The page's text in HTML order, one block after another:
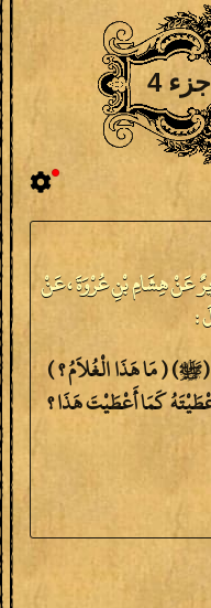
عَنْ هِشَامِ بْنِ عُرْوَةَ ، عَنْ
:
(ﷺ) ( مَا هَذَا الْغُلاَمُ ؟ )
كَمَا أَعْطَيْتَ هَذَا ؟